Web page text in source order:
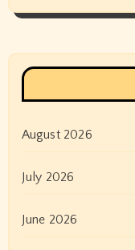
August 2026
July 2026
June 2026